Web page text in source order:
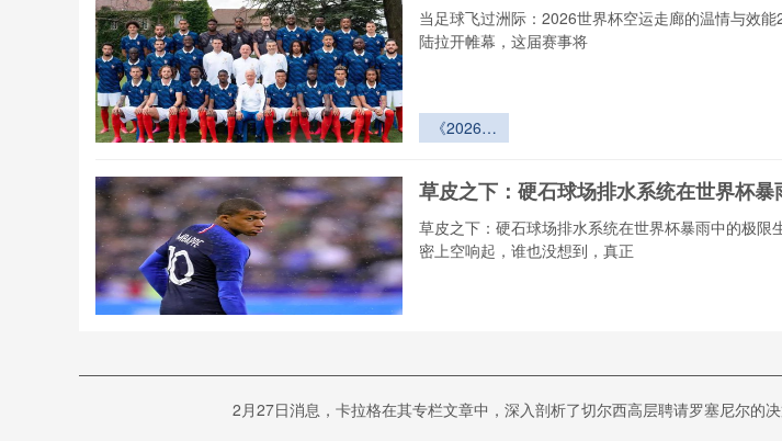
当足球飞过洲际：2026世界杯空运走廊的温情与效
陆拉开帷幕，这届赛事将
《2026世
走廊的通行
效能提升方
案》
草皮之下：硬石球场排水系统在世界杯
草皮之下：硬石球场排水系统在世界杯暴雨中的极限
密上空响起，谁也没想到，真正
水系统在世
界杯暴雨中
加勒比风云再起：中北美区2026世界杯
2月27日消息，卡拉格在其专栏文章中，深入剖析了切尔西高层聘请罗塞尼尔的